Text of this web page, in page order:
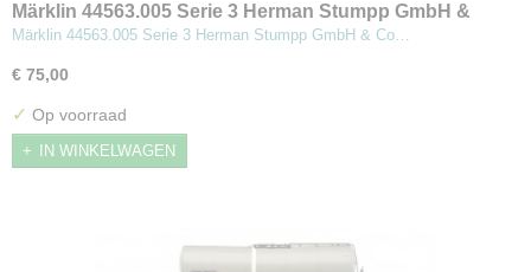
Märklin 44563.005 Serie 3 Herman Stumpp GmbH &
Co (#2004.701)
Märklin 44563.005 Serie 3 Herman Stumpp GmbH & Co…
€ 75,00
✓ Op voorraad
IN WINKELWAGEN